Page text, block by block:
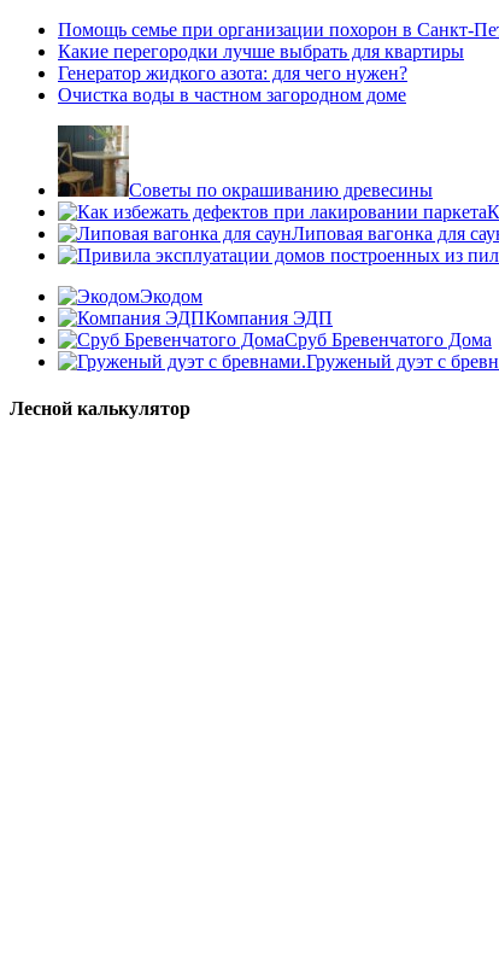
Помощь семье при организации похорон в Санкт-
Какие перегородки лучше выбрать для квартиры
Генератор жидкого азота: для чего нужен?
Очистка воды в частном загородном доме
Советы по окрашиванию древесины
Липовая вагонка для
Экодом
Компания ЭДП
Сруб Бревенчатого Дома
Груженый дуэт с
Лесной калькулятор